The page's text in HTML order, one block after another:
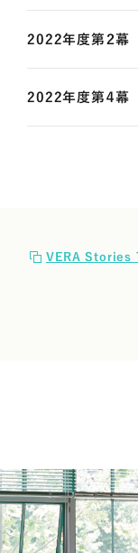
2022年度第２幕
2022年度第４幕
VERA Stories